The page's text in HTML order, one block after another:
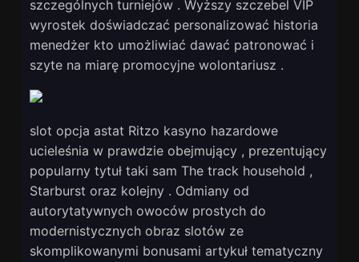
szczególnych turniejów . Wyższy szczebel VIP
wyrostek doświadczać personalizować historia
menedżer kto umożliwiać dawać patronować i
szyte na miarę promocyjne wolontariusz .
slot opcja astat Ritzo kasyno hazardowe
ucieleśnia w prawdzie obejmujący , prezentujący
popularny tytuł taki sam The track household ,
Starburst oraz kolejny . Odmiany od
autorytatywnych owoców prostych do
modernistycznych obraz slotów ze
skomplikowanymi bonusami artykuł tematyczny